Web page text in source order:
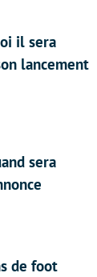
il sera
lancement
sera
de foot